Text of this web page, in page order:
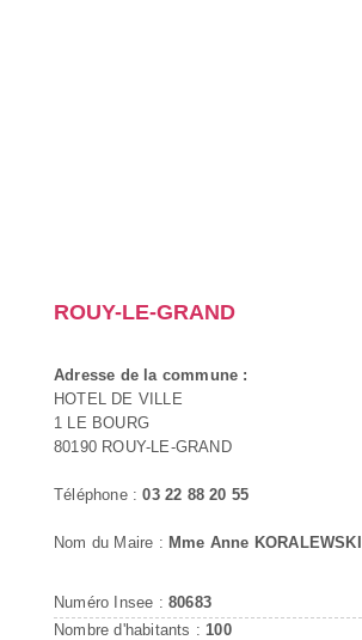
ROUY-LE-GRAND
Adresse de la commune :
HOTEL DE VILLE
1 LE BOURG
80190 ROUY-LE-GRAND
Téléphone :03 22 88 20 55
Nom du Maire : Mme Anne KORALEWSKI
Numéro Insee : 80683
Nombre d'habitants : 100